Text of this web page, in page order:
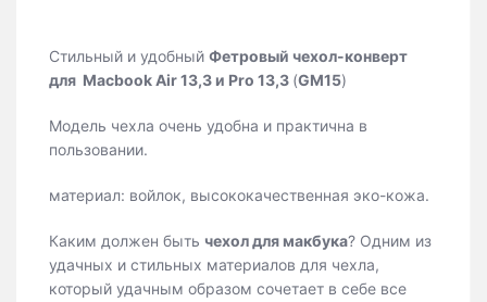
Стильный и удобный Фетровый чехол-конверт
для Macbook Air 13,3 и Pro 13,3 (GM15)
Модель чехла очень удобна и практична в
пользовании.
материал: войлок, высококачественная эко-кожа.
Каким должен быть чехол для макбука? Одним из
удачных и стильных материалов для чехла,
который удачным образом сочетает в себе все